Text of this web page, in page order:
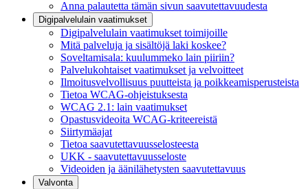
Anna palautetta tämän sivun saavutettavuudesta
Digipalvelulain vaatimukset
Digipalvelulain vaatimukset toimijoille
Mitä palveluja ja sisältöjä laki koskee?
Soveltamisala: kuulummeko lain piiriin?
Palvelukohtaiset vaatimukset ja velvoitteet
Ilmoitusvelvollisuus puutteista ja poikkeamisperusteista
Tietoa WCAG-ohjeistuksesta
WCAG 2.1: lain vaatimukset
Opastusvideoita WCAG-kriteereistä
Siirtymäajat
Tietoa saavutettavuusselosteesta
UKK - saavutettavuusseloste
Videoiden ja äänilähetysten saavutettavuus
Valvonta